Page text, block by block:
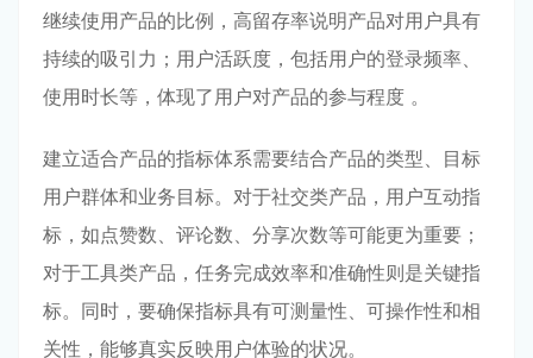
继续使用产品的比例，高留存率说明产品对用户具有
持续的吸引力；用户活跃度，包括用户的登录频率、
使用时长等，体现了用户对产品的参与程度 。
建立适合产品的指标体系需要结合产品的类型、目标
用户群体和业务目标。对于社交类产品，用户互动指
标，如点赞数、评论数、分享次数等可能更为重要；
对于工具类产品，任务完成效率和准确性则是关键指
标。同时，要确保指标具有可测量性、可操作性和相
关性，能够真实反映用户体验的状况。